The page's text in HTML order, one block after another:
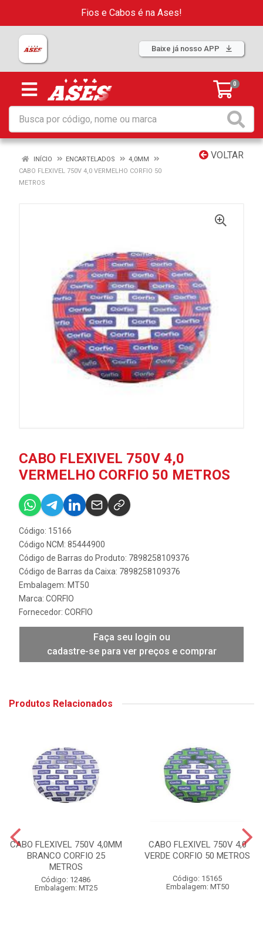
Fios e Cabos é na Ases!
Baixe já nosso APP
0
VOLTAR
INÍCIO ENCARTELADOS
4,0MM
CABO FLEXIVEL 750V 4,0 VERMELHO CORFIO 50
METROS
CABO FLEXIVEL 750V 4,0
VERMELHO CORFIO 50 METROS
Código: 15166
Código NCM: 85444900
Código de Barras do Produto: 7898258109376
Código de Barras da Caixa: 7898258109376
Embalagem: MT50
Marca: CORFIO
Fornecedor: CORFIO
Faça seu login ou
cadastre-se para ver preços e comprar
Produtos Relacionados
CABO FLEXIVEL 750V 4,0MM
BRANCO CORFIO 25
METROS
Código: 12486
Embalagem: MT25
CABO FLEXIVEL 750V 4,0
VERDE CORFIO 50 METROS
Código: 15165
Embalagem: MT50